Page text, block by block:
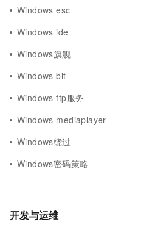
Windows esc
Windows ide
Windows旗舰
Windows bit
Windows ftp服务
Windows mediaplayer
Windows绕过
Windows密码策略
开发与运维